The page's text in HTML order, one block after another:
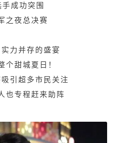
成功突围
之夜总决赛
力并存的盛宴
个甜城夏日！
引超多市民关注
也专程赶来助阵